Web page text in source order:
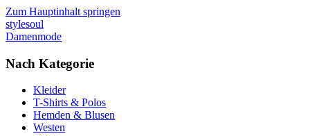
Zum Hauptinhalt springen
stylesoul
Damenmode
Nach Kategorie
Kleider
T-Shirts & Polos
Hemden & Blusen
Westen